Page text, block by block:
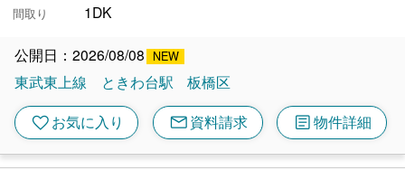
間取り 1DK
公開日：2026/08/08
東武東上線
ときわ台駅 板橋区
favoriteお気に入り mail資料請求 article物件詳細